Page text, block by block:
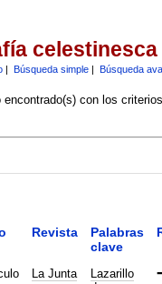
celestinesca
| Búsqueda simple| Búsqueda
encontrado(s) con los
Revista
Palabras
clave
La Junta
Lazarillo